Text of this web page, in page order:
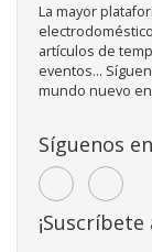
La mayor
artículos de
eventos...
mundo nuevo
Síguenos